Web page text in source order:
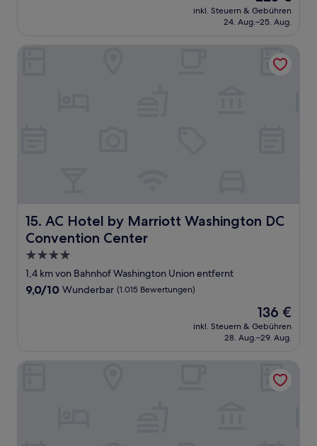
Bewertungen)
Preis
beträgt
inkl. Steuern & Gebühren
24. Aug.–25. Aug.
15. AC Hotel by Marriott Washington DC
Convention Center
AC Hotel by Marriott Washington DC Convention Center
4.0-
Sterne-
Unterkunft
1,4 km von Bahnhof Washington Union entfernt
9.0
9,0/10 Wunderbar (1.015 Bewertungen)
Der
Preis
beträgt
136 €
inkl. Steuern & Gebühren
28. Aug.–29. Aug.
AC Hotel by Marriott Washington DC Convention Center